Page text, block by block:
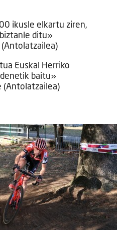
ikusle elkartu ziren,
ditu»
(Antolatzailea)
Euskal Herriko
baitu»
(Antolatzailea)